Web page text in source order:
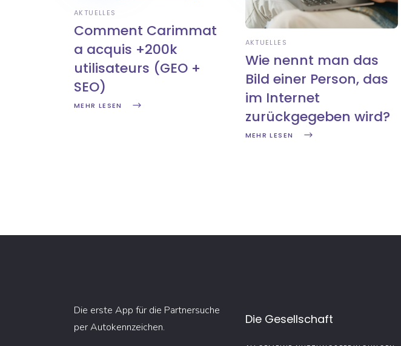
AKTUELLES
Comment Carimmat
a acquis +200k
utilisateurs (GEO +
SEO)
MEHR LESEN
AKTUELLES
Wie nennt man das
Bild einer Person, das
im Internet
zurückgegeben wird?
MEHR LESEN
Die erste App für die Partnersuche
per Autokennzeichen.
Die Gesellschaft